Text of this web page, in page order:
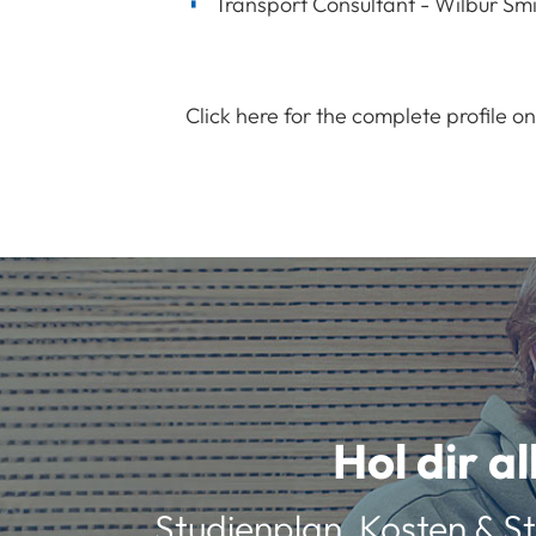
Click here for the complete profile
Hol dir